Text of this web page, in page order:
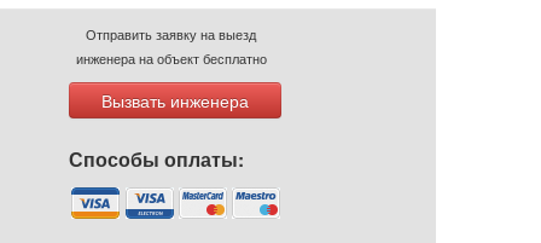
Отправить заявку на выезд
инженера на объект бесплатно
Вызвать инженера
Способы оплаты: